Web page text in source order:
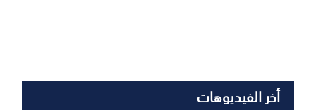
أخر الفيديوهات